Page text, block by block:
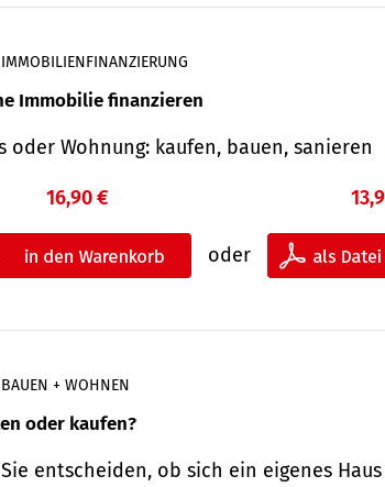
IMMOBILIENFINANZIERUNG
Immobilie finanzieren
oder Wohnung: kaufen, bauen, sanieren
16,90 €
oder
BAUEN + WOHNEN
oder kaufen?
entscheiden, ob sich ein eigenes